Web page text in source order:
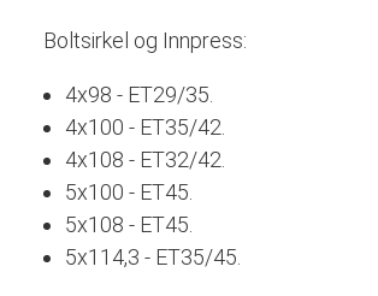
Boltsirkel og Innpress:
4x98 - ET29/35.
4x100 - ET35/42.
4x108 - ET32/42.
5x100 - ET45.
5x108 - ET45.
5x114,3 - ET35/45.